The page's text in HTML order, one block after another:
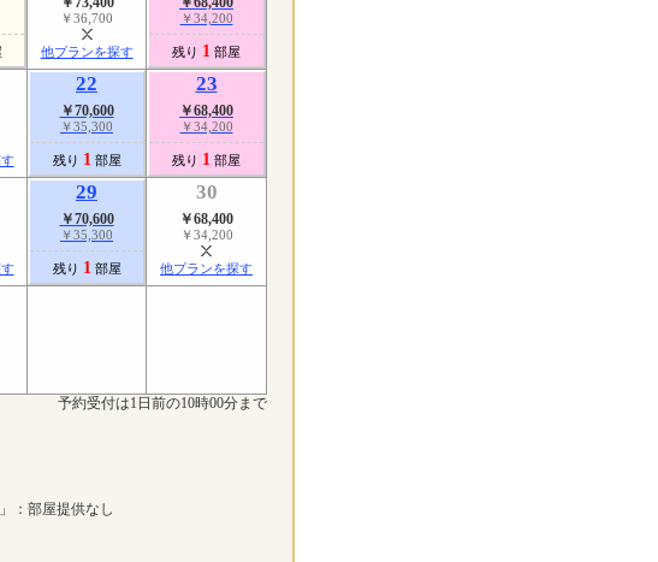
￥36,700
他プランを探す
￥34,200
残り 1 部屋
22
￥70,600
￥35,300
残り 1 部屋
23
￥68,400
￥34,200
残り 1 部屋
29
￥70,600
￥35,300
残り 1 部屋
30
￥68,400
￥34,200
他プランを探す
予約受付は1日前の10時00分まで
部屋提供なし